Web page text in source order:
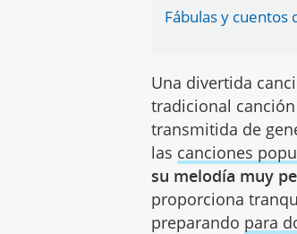
Fábulas y cuentos
Una divertida
tradicional
transmitida de
las canciones
su melodía muy
proporciona
preparando para